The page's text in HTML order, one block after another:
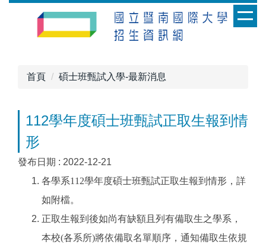
首頁 碩士班甄試入學-最新消息
112學年度碩士班甄試正取生報到情
形
發布日期 : 2022-12-21
各學系112學年度碩士班甄試正取生報到情形，詳
如附檔。
正取生報到後如尚有缺額且列有備取生之學系，
本校(各系所)將依備取名單順序，通知備取生依規